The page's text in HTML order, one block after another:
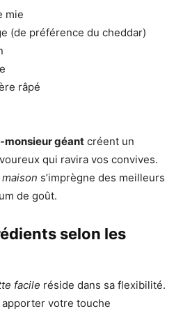
mie
(de préférence du cheddar)
râpé
géant créent un
qui ravira vos convives.
s’imprègne des meilleurs
de goût.
selon les
facile réside dans sa flexibilité.
votre touche